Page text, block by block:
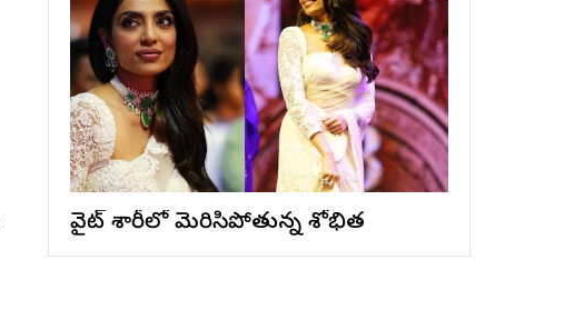
వైట్ శారీలో మెరిసిపోతున్న శోభిత